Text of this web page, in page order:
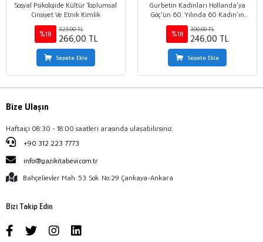
Sosyal Psikolojide Kültür Toplumsal
Cinsiyet Ve Etnik Kimlik
%18
325,00 TL
266,00 TL
Sepete Ekle
Gurbetin Kadınları Hollanda’ya
Göç’ün 60. Yılında 60 Kadın’ın
Gurbet Anlatıları
%18
300,00 TL
246,00 TL
Sepete Ekle
Bize Ulaşın
Haftaiçi 08:30 - 18:00 saatleri arasında ulaşabilirsiniz.
+90 312 223 7773
info@gazikitabevi.com.tr
Bahçelievler Mah. 53. Sok. No:29 Çankaya-Ankara
Bizi Takip Edin